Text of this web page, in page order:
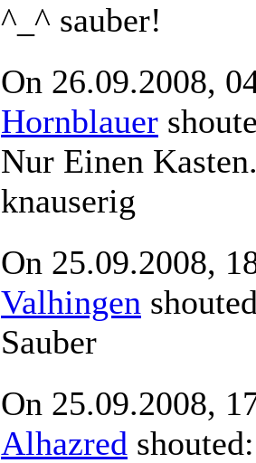
^_^ sauber!
On 26.09.2008,
Hornblauer
Nur Einen
knauserig
On 25.09.2008,
Valhingen
Sauber
On 25.09.2008,
Alhazred